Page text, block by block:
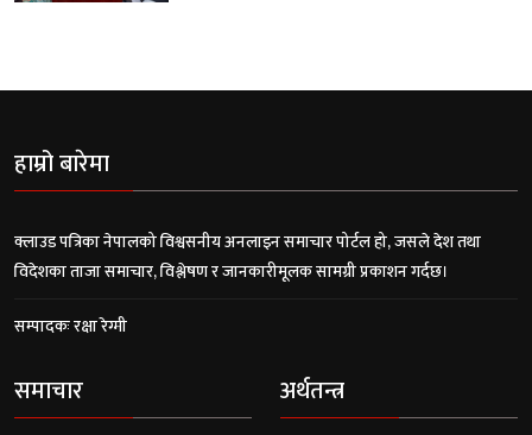
हाम्रो बारेमा
क्लाउड पत्रिका नेपालको विश्वसनीय अनलाइन समाचार पोर्टल हो, जसले देश तथा
विदेशका ताजा समाचार, विश्लेषण र जानकारीमूलक सामग्री प्रकाशन गर्दछ।
सम्पादकः रक्षा रेग्मी
समाचार अर्थतन्त्र